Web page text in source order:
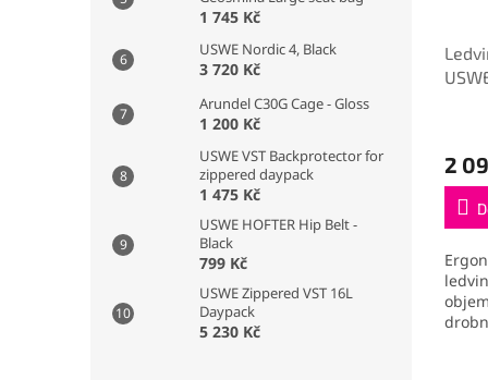
1 745 Kč
USWE Nordic 4, Black
3 720 Kč
Arundel C30G Cage - Gloss
1 200 Kč
USWE VST Backprotector for
zippered daypack
1 475 Kč
USWE HOFTER Hip Belt -
Black
799 Kč
USWE Zippered VST 16L
Daypack
5 230 Kč
2